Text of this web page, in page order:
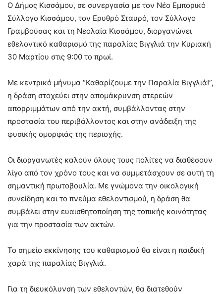
Ο Δήμος Κισσάμου, σε συνεργασία με τον Νέο Εμπορικό
Σύλλογο Κισσάμου, τον Ερυθρό Σταυρό, τον Σύλλογο
Γραμβούσας και τη Νεολαία Κισσάμου, διοργανώνει
εθελοντικό καθαρισμό της παραλίας Βιγγλιά την Κυριακή
30 Μαρτίου στις 9:00 το πρωί.
Με κεντρικό μήνυμα “Καθαρίζουμε την Παραλία Βιγγλιά!”,
η δράση στοχεύει στην απομάκρυνση στερεών
απορριμμάτων από την ακτή, συμβάλλοντας στην
προστασία του περιβάλλοντος και στην ανάδειξη της
φυσικής ομορφιάς της περιοχής.
Οι διοργανωτές καλούν όλους τους πολίτες να διαθέσουν
λίγο από τον χρόνο τους και να συμμετάσχουν σε αυτή τη
σημαντική πρωτοβουλία. Με γνώμονα την οικολογική
συνείδηση και το πνεύμα εθελοντισμού, η δράση θα
συμβάλει στην ευαισθητοποίηση της τοπικής κοινότητας
για την προστασία των ακτών.
Το σημείο εκκίνησης του καθαρισμού θα είναι η παιδική
χαρά της παραλίας Βιγγλιά.
Για τη διευκόλυνση των εθελοντών, θα διατεθούν